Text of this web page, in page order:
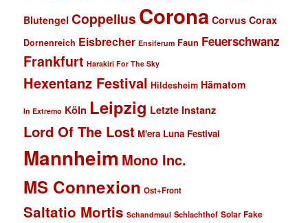
Blutengel Coppelius Corona Corvus Corax
Dornenreich Eisbrecher Ensiferum Faun Feuerschwanz
Frankfurt Harakiri For The Sky
Hexentanz Festival Hildesheim Hämatom
In Extremo Köln Leipzig Letzte Instanz
Lord Of The Lost M'era Luna Festival
Mannheim Mono Inc.
MS Connexion Ost+Front
Saltatio Mortis Schandmaul Schlachthof Solar Fake